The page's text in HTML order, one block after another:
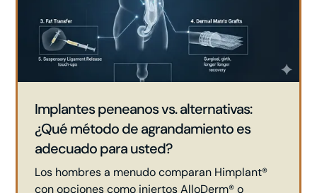
Implantes peneanos vs. alternativas:
¿Qué método de agrandamiento es
adecuado para usted?
Los hombres a menudo comparan Himplant®
con opciones como injertos AlloDerm® o